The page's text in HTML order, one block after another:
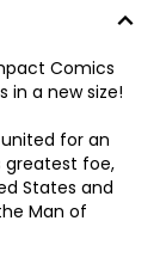
Comics
in a new size!
for an
greatest foe,
States and
Man of